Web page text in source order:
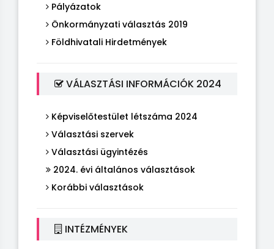
Pályázatok
Önkormányzati választás 2019
Földhivatali Hirdetmények
VÁLASZTÁSI INFORMÁCIÓK 2024
Képviselőtestület létszáma 2024
Választási szervek
Választási ügyintézés
2024. évi általános választások
Korábbi választások
INTÉZMÉNYEK